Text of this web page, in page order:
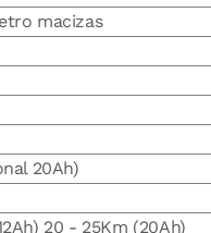
macizas
20Ah)
20 - 25Km (20Ah)